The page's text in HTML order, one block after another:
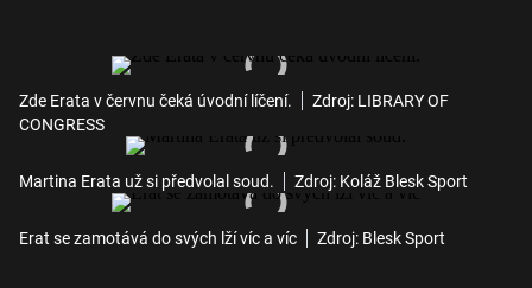
Zde Erata v červnu čeká úvodní líčení.
Zdroj: LIBRARY OF
CONGRESS
Martina Erata už si předvolal soud. Zdroj: Koláž Blesk Sport
Erat se zamotává do svých lží víc a víc Zdroj: Blesk Sport